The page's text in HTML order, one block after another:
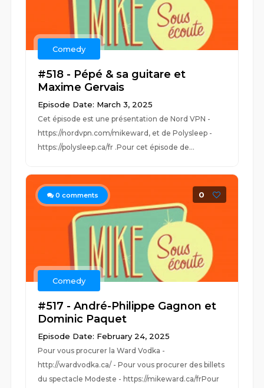
Comedy
#518 - Pépé & sa guitare et
Maxime Gervais
Episode Date: March 3, 2025
Cet épisode est une présentation de Nord VPN -
https://nordvpn.com/mikeward, et de Polysleep -
https://polysleep.ca/fr .Pour cet épisode de...
0 comments 0
Comedy
#517 - André-Philippe Gagnon et
Dominic Paquet
Episode Date: February 24, 2025
Pour vous procurer la Ward Vodka -
http://wardvodka.ca/ - Pour vous procurer des billets
du spectacle Modeste - https://mikeward.ca/frPour